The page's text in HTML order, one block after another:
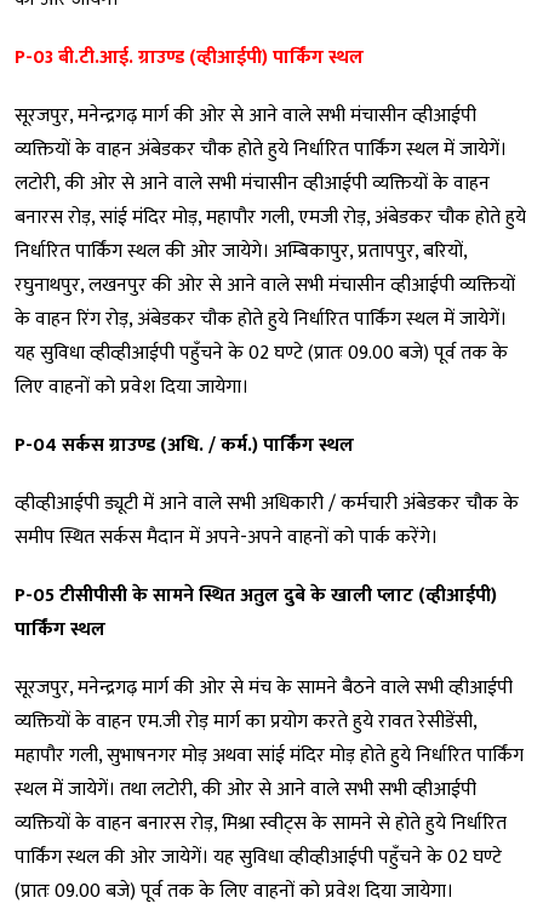
P-03 बी.टी.आई. ग्राउण्ड (व्हीआईपी) पार्किंग स्थल
सूरजपुर, मनेन्द्रगढ़ मार्ग की ओर से आने वाले सभी मंचासीन व्हीआईपी
व्यक्तियों के वाहन अंबेडकर चौक होते हुये निर्धारित पार्किंग स्थल में जायेगें।
लटोरी, की ओर से आने वाले सभी मंचासीन व्हीआईपी व्यक्तियों के वाहन
बनारस रोड़, सांई मंदिर मोड़, महापौर गली, एमजी रोड़, अंबेडकर चौक होते हुये
निर्धारित पार्किंग स्थल की ओर जायेगे। अम्बिकापुर, प्रतापपुर, बरियों,
रघुनाथपुर, लखनपुर की ओर से आने वाले सभी मंचासीन व्हीआईपी व्यक्तियों
के वाहन रिंग रोड़, अंबेडकर चौक होते हुये निर्धारित पार्किंग स्थल में जायेगें।
यह सुविधा व्हीव्हीआईपी पहुँचने के 02 घण्टे (प्रातः 09.00 बजे) पूर्व तक के
लिए वाहनों को प्रवेश दिया जायेगा।
P-04 सर्कस ग्राउण्ड (अधि. / कर्म.) पार्किंग स्थल
व्हीव्हीआईपी ड्यूटी में आने वाले सभी अधिकारी / कर्मचारी अंबेडकर चौक के
समीप स्थित सर्कस मैदान में अपने-अपने वाहनों को पार्क करेंगे।
P-05 टीसीपीसी के सामने स्थित अतुल दुबे के खाली प्लाट (व्हीआईपी)
पार्किंग स्थल
सूरजपुर, मनेन्द्रगढ़ मार्ग की ओर से मंच के सामने बैठने वाले सभी व्हीआईपी
व्यक्तियों के वाहन एम.जी रोड़ मार्ग का प्रयोग करते हुये रावत रेसीडेंसी,
महापौर गली, सुभाषनगर मोड़ अथवा सांई मंदिर मोड़ होते हुये निर्धारित पार्किंग
स्थल में जायेगें। तथा लटोरी, की ओर से आने वाले सभी सभी व्हीआईपी
व्यक्तियों के वाहन बनारस रोड़, मिश्रा स्वीट्स के सामने से होते हुये निर्धारित
पार्किंग स्थल की ओर जायेगें। यह सुविधा व्हीव्हीआईपी पहुँचने के 02 घण्टे
(प्रातः 09.00 बजे) पूर्व तक के लिए वाहनों को प्रवेश दिया जायेगा।